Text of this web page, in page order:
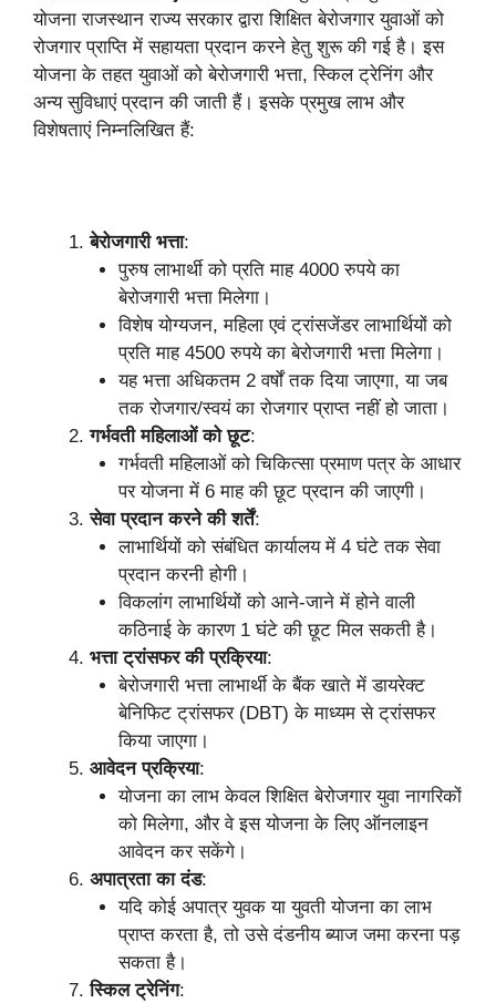
योजना राजस्थान राज्य सरकार द्वारा शिक्षित बेरोजगार युवाओं को
रोजगार प्राप्ति में सहायता प्रदान करने हेतु शुरू की गई है। इस
योजना के तहत युवाओं को बेरोजगारी भत्ता, स्किल ट्रेनिंग और
अन्य सुविधाएं प्रदान की जाती हैं। इसके प्रमुख लाभ और
विशेषताएं निम्नलिखित हैं:
बेरोजगारी भत्ता:
पुरुष लाभार्थी को प्रति माह 4000 रुपये का
बेरोजगारी भत्ता मिलेगा।
विशेष योग्यजन, महिला एवं ट्रांसजेंडर लाभार्थियों को
प्रति माह 4500 रुपये का बेरोजगारी भत्ता मिलेगा।
यह भत्ता अधिकतम 2 वर्षों तक दिया जाएगा, या जब
तक रोजगार/स्वयं का रोजगार प्राप्त नहीं हो जाता।
गर्भवती महिलाओं को छूट:
गर्भवती महिलाओं को चिकित्सा प्रमाण पत्र के आधार
पर योजना में 6 माह की छूट प्रदान की जाएगी।
सेवा प्रदान करने की शर्तें:
लाभार्थियों को संबंधित कार्यालय में 4 घंटे तक सेवा
प्रदान करनी होगी।
विकलांग लाभार्थियों को आने-जाने में होने वाली
कठिनाई के कारण 1 घंटे की छूट मिल सकती है।
भत्ता ट्रांसफर की प्रक्रिया:
बेरोजगारी भत्ता लाभार्थी के बैंक खाते में डायरेक्ट
बेनिफिट ट्रांसफर (DBT) के माध्यम से ट्रांसफर
किया जाएगा।
आवेदन प्रक्रिया:
योजना का लाभ केवल शिक्षित बेरोजगार युवा नागरिकों
को मिलेगा, और वे इस योजना के लिए ऑनलाइन
आवेदन कर सकेंगे।
अपात्रता का दंड:
यदि कोई अपात्र युवक या युवती योजना का लाभ
प्राप्त करता है, तो उसे दंडनीय ब्याज जमा करना पड़
सकता है।
स्किल ट्रेनिंग: